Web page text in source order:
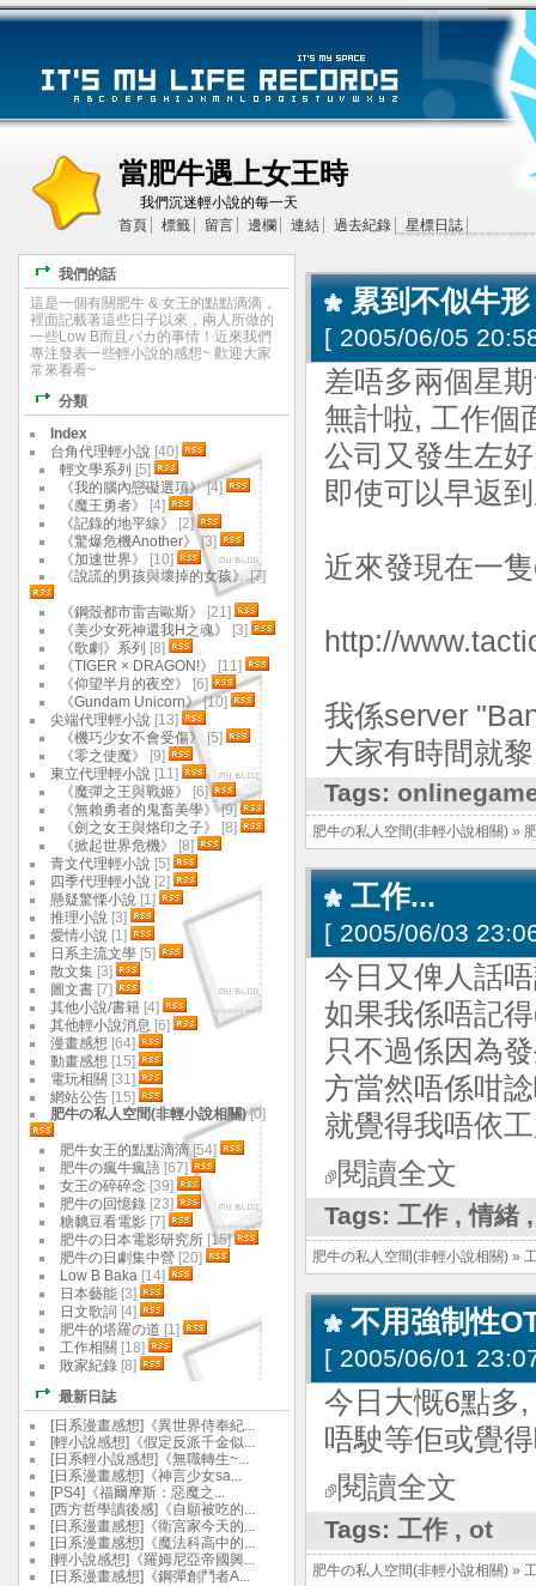
當肥牛遇上女王時
我們沉迷輕小說的每一天
首頁
標籤 留言 邊欄 連結 過去紀錄 星標日誌
累到不似牛形
[ 2005/06/05
差唔多兩個星
無計啦, 工作個
公司又發生左
即使可以早返
近來發現在一
http://
我係server
大家有時間就
Tags:
肥牛の私人空間(非輕小說相關) »
工作...
[ 2005/06/03
今日又俾人話
如果我係唔記
只不過係因為
方當然唔係咁
就覺得我唔依
閱讀全文
Tags: 工作 ,情緒
肥牛の私人空間(非輕小說相關) »
不用強制性
[ 2005/06/01
今日大慨6點多
唔駛等佢或覺
閱讀全文
Tags: 工作 , ot
肥牛の私人空間(非輕小說相關) »
我們的話
這是一個有關肥牛 & 女王的點點滴滴，
裡面記載著這些日子以來，兩人所做的
一些Low B而且バカ的事情！近來我們
專注發表一些輕小說的感想~ 歡迎大家
常來看看~
分類
Index
台角代理輕小說 [40]
輕文學系列 [5]
《我的腦內戀礙選項》[4]
《魔王勇者》
[4]
《記錄的地平線》
[2]
《驚爆危機Another》[3]
《加速世界》
[10]
《說謊的男孩與壞掉的女孩》[7]
《鋼殼都市雷吉歐斯》
[21]
《美少女死神還我H之魂》
[3]
《歌劇》系列 [8]
《TIGER × DRAGON!》
[11]
《仰望半月的夜空》
[6]
《Gundam Unicorn》[10]
尖端代理輕小說 [13]
《機巧少女不會受傷》
[5]
《零之使魔》
[9]
東立代理輕小說 [11]
《魔彈之王與戰姬》
[6]
《無賴勇者的鬼畜美學》[9]
《劍之女王與烙印之子》
[8]
《掀起世界危機》
[8]
青文代理輕小說 [5]
四季代理輕小說 [2]
懸疑驚慄小說 [1]
推理小說 [3]
愛情小說 [1]
日系主流文學 [5]
散文集 [3]
圖文書 [7]
其他小說/書籍 [4]
其他輕小說消息 [6]
漫畫感想 [64]
動畫感想 [15]
電玩相關 [31]
網站公告 [15]
肥牛の私人空間(非輕小說相關)[0]
肥牛女王的點點滴滴[54]
肥牛の瘋牛瘋語 [67]
女王の碎碎念 [39]
肥牛の回憶錄 [23]
糖黐豆看電影 [7]
肥牛の日本電影研究所 [15]
肥牛の日劇集中營 [20]
Low B Baka [14]
日本藝能 [3]
日文歌詞 [4]
肥牛的塔羅の道 [1]
工作相關 [18]
敗家紀錄 [8]
最新日誌
[日系漫畫感想]《異世界侍奉紀...
[輕小說感想]《假定反派千金似...
[日系輕小說感想]《無職轉生~...
[日系漫畫感想]《神言少女sa...
[PS4]《福爾摩斯：惡魔之...
[西方哲學讀後感]《自願被吃的...
[日系漫畫感想]《衛宮家今天的...
[日系漫畫感想]《魔法科高中的...
[輕小說感想]《羅姆尼亞帝國興...
[日系漫畫感想]《鋼彈創鬥者A...